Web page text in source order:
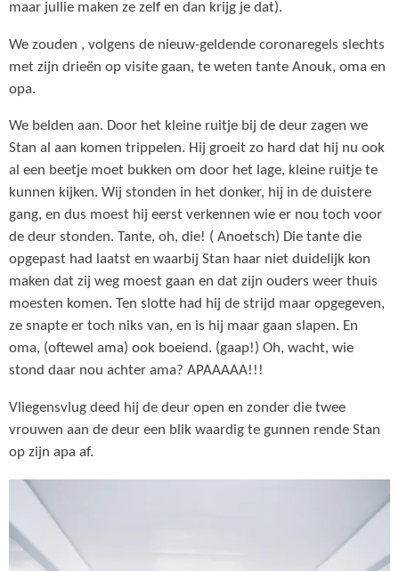
maar jullie maken ze zelf en dan krijg je dat).
We zouden , volgens de nieuw-geldende coronaregels slechts
met zijn drieën op visite gaan, te weten tante Anouk, oma en
opa.
We belden aan. Door het kleine ruitje bij de deur zagen we
Stan al aan komen trippelen. Hij groeit zo hard dat hij nu ook
al een beetje moet bukken om door het lage, kleine ruitje te
kunnen kijken. Wij stonden in het donker, hij in de duistere
gang, en dus moest hij eerst verkennen wie er nou toch voor
de deur stonden. Tante, oh, die! ( Anoetsch) Die tante die
opgepast had laatst en waarbij Stan haar niet duidelijk kon
maken dat zij weg moest gaan en dat zijn ouders weer thuis
moesten komen. Ten slotte had hij de strijd maar opgegeven,
ze snapte er toch niks van, en is hij maar gaan slapen. En
oma, (oftewel ama) ook boeiend. (gaap!) Oh, wacht, wie
stond daar nou achter ama? APAAAAA!!!
Vliegensvlug deed hij de deur open en zonder die twee
vrouwen aan de deur een blik waardig te gunnen rende Stan
op zijn apa af.